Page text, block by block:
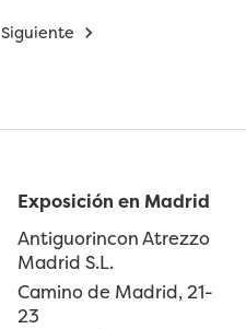
Siguiente 
Exposición en Madrid
Antiguorincon Atrezzo
Madrid S.L.
Camino de Madrid, 21-
23